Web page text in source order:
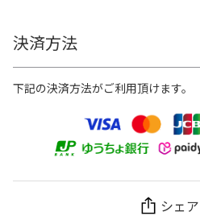
決済方法
下記の決済方法がご利用頂けます。
シェ